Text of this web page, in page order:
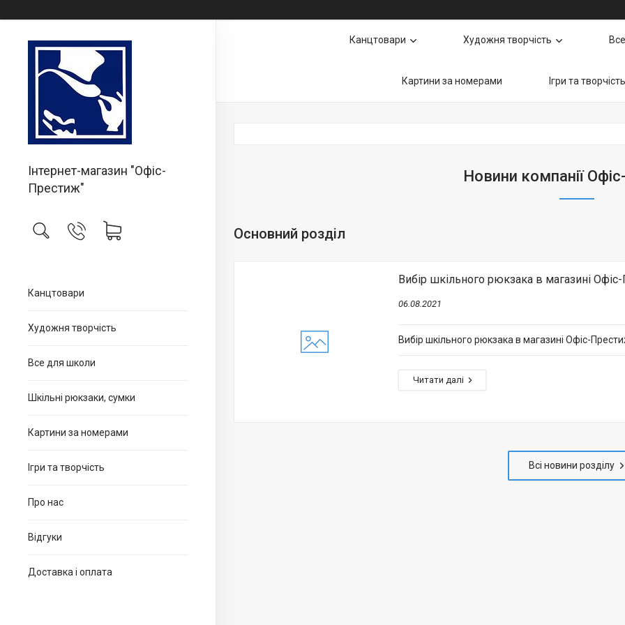
Інтернет-магазин "Офіс-
Престиж"
Канцтовари
Художня творчість
Все для школи
Шкільні рюкзаки, сумки
Картини за номерами
Ігри та творчість
Про нас
Відгуки
Доставка і оплата
Канцтовари Художня творчість
Картини за номерами Ігри та творчість
Новини компанії
Основний розділ
Вибір шкільного рюкзака в магазині
06.08.2021
Вибір шкільного рюкзака в магазині Офіс-
Всі новини розділу